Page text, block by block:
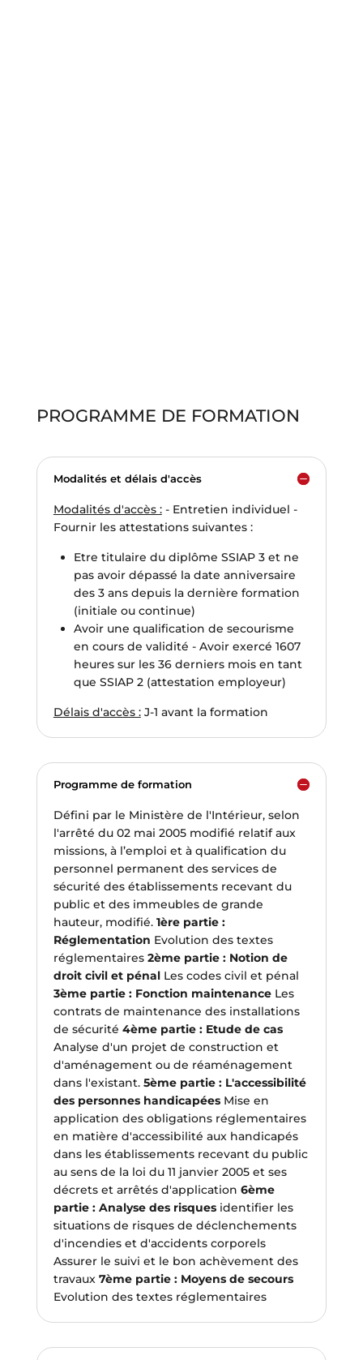
PROGRAMME DE FORMATION
Modalités et délais d'accès
Modalités d'accès :- Entretien individuel -
Fournir les attestations suivantes :
Etre titulaire du diplôme SSIAP 3 et ne
pas avoir dépassé la date anniversaire
des 3 ans depuis la dernière formation
(initiale ou continue)
Avoir une qualification de secourisme
en cours de validité - Avoir exercé 1607
heures sur les 36 derniers mois en tant
que SSIAP 2 (attestation employeur)
Délais d'accès :J-1 avant la formation
Programme de formation
Défini par le Ministère de l'Intérieur, selon
l'arrêté du 02 mai 2005 modifié relatif aux
missions, à l’emploi et à qualification du
personnel permanent des services de
sécurité des établissements recevant du
public et des immeubles de grande
hauteur, modifié. 1ère partie :
Réglementation Evolution des textes
réglementaires 2ème partie : Notion de
droit civil et pénalLes codes civil et pénal
3ème partie : Fonction maintenanceLes
contrats de maintenance des installations
de sécurité 4ème partie : Etude de cas
Analyse d'un projet de construction et
d'aménagement ou de réaménagement
dans l'existant. 5ème partie : L'accessibilité
des personnes handicapéesMise en
application des obligations réglementaires
en matière d'accessibilité aux handicapés
dans les établissements recevant du public
au sens de la loi du 11 janvier 2005 et ses
décrets et arrêtés d'application 6ème
partie : Analyse des risquesidentifier les
situations de risques de déclenchements
d'incendies et d'accidents corporels
Assurer le suivi et le bon achèvement des
travaux 7ème partie : Moyens de secours
Evolution des textes réglementaires